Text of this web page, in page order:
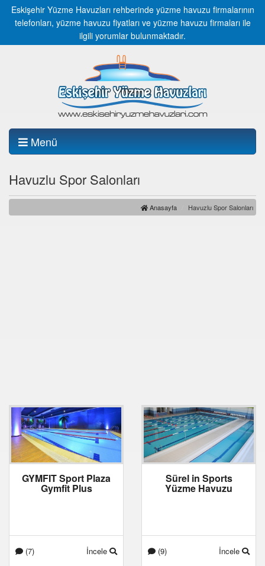
Eskişehir Yüzme Havuzları rehberinde yüzme havuzu firmalarının
telefonları, yüzme havuzu fiyatları ve yüzme havuzu firmaları ile
ilgili yorumlar bulunmaktadır.
Menü
Havuzlu Spor Salonları
Anasayfa Havuzlu Spor Salonları
GYMFIT Sport Plaza
Gymfit Plus
(7) İncele
Sürel in Sports
Yüzme Havuzu
(9) İncele